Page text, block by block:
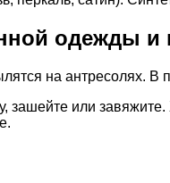
одежды и
на антресолях. В
зашейте или